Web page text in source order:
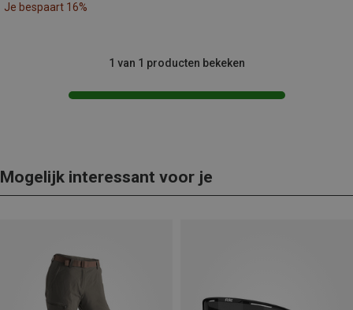
Je bespaart 16%
1 van 1 producten bekeken
Mogelijk interessant voor je